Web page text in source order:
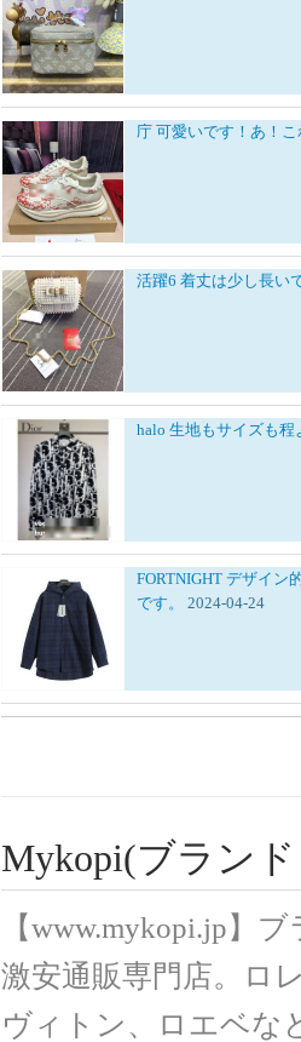
庁 可愛いです！あ！
活躍6 着丈は少し長い
halo 生地もサイズも
FORTNIGHT デザイン
です。 2024-04-24
Mykopi(ブラン
【www.mykopi.jp】
激安通販専門店。ロ
ヴィトン、ロエベな